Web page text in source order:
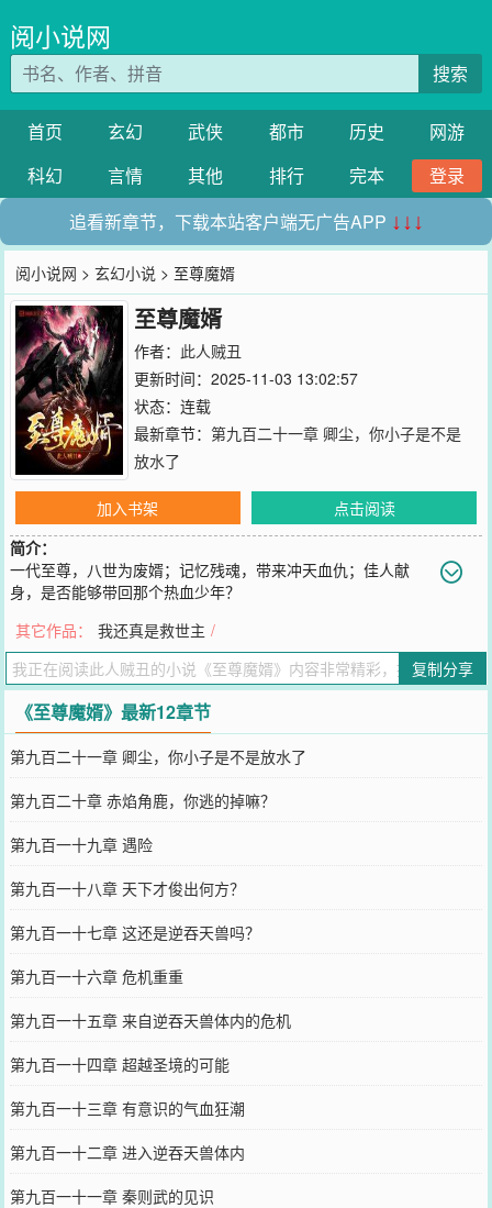
阅小说网
搜索
首页 玄幻 武侠 都市 历史
网游
科幻
言情 其他 排行 完本
登录
追看新章节，下载本站客户端无广告APP ↓↓↓
阅小说网 >玄幻小说 > 至尊魔婿
至尊魔婿
作者： 此人贼丑
更新时间：2025-11-03 13:02:57
状态：连载
最新章节： 第九百二十一章 卿尘，你小子是不是
放水了
加入书架
点击阅读
简介：
一代至尊，八世为废婿；记忆残魂，带来冲天血仇；佳人献
身，是否能够带回那个热血少年？
里的朋友推荐哦！
其它作品： 我还真是救世主 /
复制分享
《至尊魔婿》最新12章节
第九百二十一章 卿尘，你小子是不是放水了
第九百二十章 赤焰角鹿，你逃的掉嘛？
第九百一十九章 遇险
第九百一十八章 天下才俊出何方？
第九百一十七章 这还是逆吞天兽吗？
第九百一十六章 危机重重
第九百一十五章 来自逆吞天兽体内的危机
第九百一十四章 超越圣境的可能
第九百一十三章 有意识的气血狂潮
第九百一十二章 进入逆吞天兽体内
第九百一十一章 秦则武的见识